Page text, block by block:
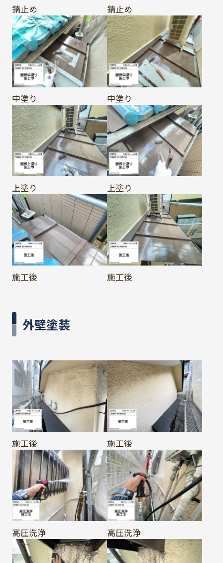
錆止め 錆止め
中塗り 中塗り
上塗り 上塗り
施工後 施工後
外壁塗装
施工後 施工後
高圧洗浄 高圧洗浄